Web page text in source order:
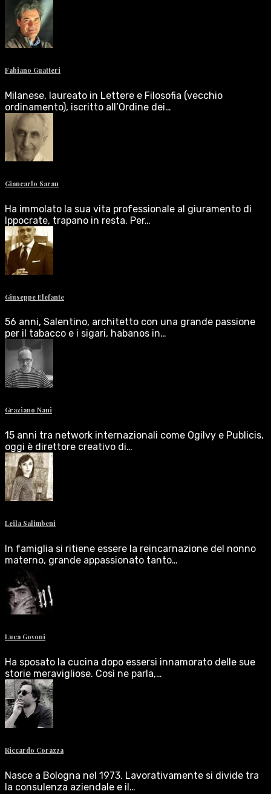
Fabiano Guatteri
Milanese, laureato in Lettere e Filosofia (vecchio
ordinamento), iscritto all’Ordine dei…
Giancarlo Saran
Ha immolato la sua vita professionale al giuramento di
Ippocrate, trapano in resta. Per…
Giuseppe Elefante
56 anni, Salentino, architetto con una grande passione
per il tabacco e i sigari, habanos in…
Graziano Nani
15 anni tra network internazionali come Ogilvy e Publicis,
oggi è direttore creativo di…
Leila Salimbeni
In famiglia si ritiene essere la reincarnazione del nonno
materno, grande appassionato tanto…
Luca Govoni
Ha sposato la cucina dopo essersi innamorato delle sue
storie meravigliose. Così ne parla,…
Riccardo Corazza
Nasce a Bologna nel 1973. Lavorativamente si divide tra
la consulenza aziendale e il…